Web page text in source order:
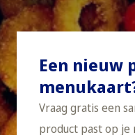
Een nieuw
Vraag gratis een
product past op je